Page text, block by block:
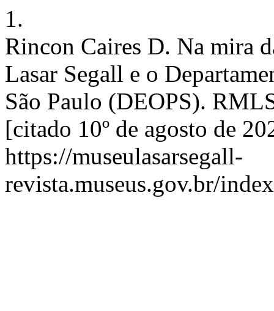
1.
Rincon Caires D. Na mira
Lasar Segall e o
São Paulo (DEOPS).
[citado 10º de agosto de
https://museulasarsegall-
revista.museus.gov.br/